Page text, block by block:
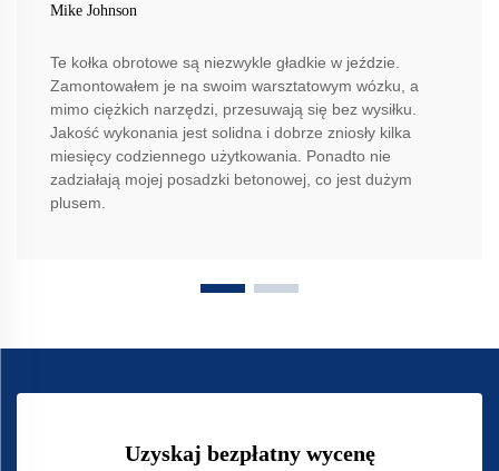
Mike Johnson
Te kołka obrotowe są niezwykle gładkie w jeździe.
Zamontowałem je na swoim warsztatowym wózku, a
mimo ciężkich narzędzi, przesuwają się bez wysiłku.
Jakość wykonania jest solidna i dobrze zniosły kilka
miesięcy codziennego użytkowania. Ponadto nie
zadziałają mojej posadzki betonowej, co jest dużym
plusem.
Uzyskaj bezpłatny wycenę